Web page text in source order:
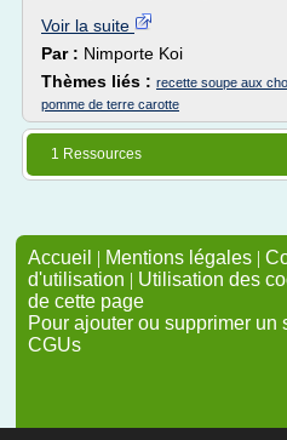
Voir la suite
Par : Nimporte Koi
Thèmes liés : recette soupe aux
pomme de terre carotte
1 Ressources
Accueil | Mentions légales |
d'utilisation | Utilisation des
de cette page
Pour ajouter ou supprimer un
CGUs